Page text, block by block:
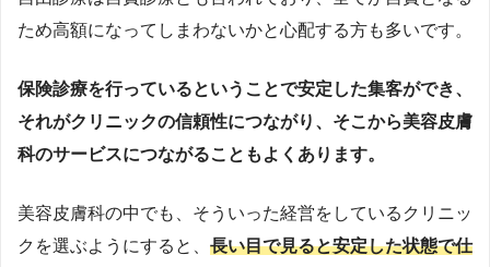
ため高額になってしまわないかと心配する方も多いです。
保険診療を行っているということで安定した集客ができ、
それがクリニックの信頼性につながり、そこから美容皮膚
科のサービスにつながることもよくあります。
美容皮膚科の中でも、そういった経営をしているクリニッ
クを選ぶようにすると、 長い目で見ると安定した状態で仕